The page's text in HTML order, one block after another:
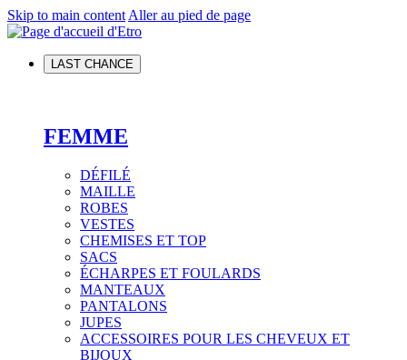
Skip to main content Aller au pied de page
LAST CHANCE
FEMME
DÉFILÉ
MAILLE
ROBES
VESTES
CHEMISES ET TOP
SACS
ÉCHARPES ET FOULARDS
MANTEAUX
PANTALONS
JUPES
ACCESSOIRES POUR LES CHEVEUX ET
BIJOUX